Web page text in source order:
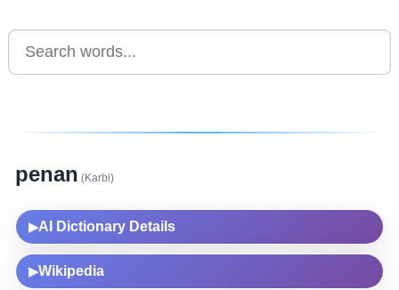
penan (Karbi)
▶AI Dictionary Details
▶Wikipedia